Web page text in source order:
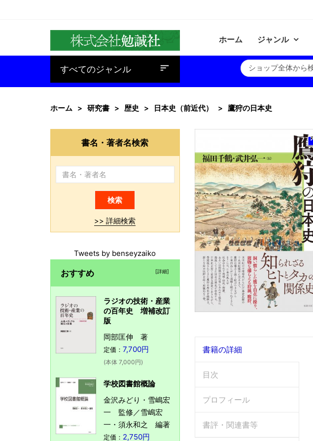
ホーム ジャンル
すべてのジャンル
baseline_sort
ホーム 研究書 歴史 日本史（前近代） 鷹狩の日本史
書籍の詳細
目次
プロフィール
書評・関連書等
書名・著者名検索
>> 詳細検索
Tweets by benseyzaiko
おすすめ [詳細]
ラジオの技術・産業
の百年史 増補改訂
版
岡部匡伸 著
定価： 7,700円
(本体 7,000円)
学校図書館概論
金沢みどり・雪嶋宏
一 監修／雪嶋宏
一・須永和之 編著
定価： 2,750円